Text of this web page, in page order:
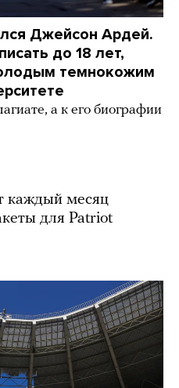
Джейсон Ардей.
до 18 лет,
темнокожим
а к его биографии
каждый месяц
для Patriot